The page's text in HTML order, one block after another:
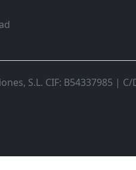
S.L. CIF: B54337985 |